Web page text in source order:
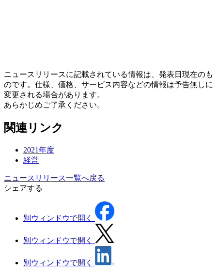
ニュースリリースに記載されている情報は、発表日現在のも
のです。仕様、価格、サービス内容などの情報は予告無しに
変更される場合があります。
あらかじめご了承ください。
関連リンク
2021年度
経営
ニュースリリース一覧へ戻る
シェアする
別ウィンドウで開く
別ウィンドウで開く
別ウィンドウで開く